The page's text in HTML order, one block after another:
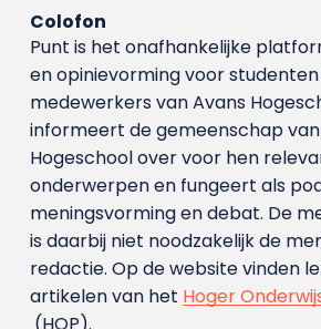
Colofon
Punt is het onafhankelijke
en opinievorming voor
medewerkers van Avans
informeert de gemeenschap van
Hogeschool over voor hen
onderwerpen en fungeert als
meningsvorming en debat. De
is daarbij niet noodzakelijk de
redactie. Op de website vinden
artikelen van het Hoger